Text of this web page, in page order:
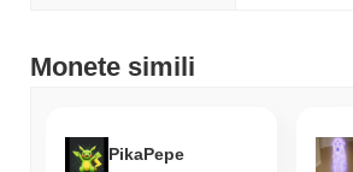
Monete simili
PikaPepe